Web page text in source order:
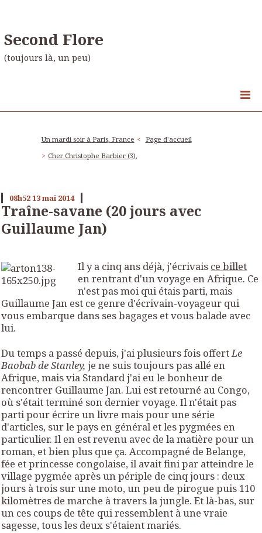
Second Flore
(toujours là, un peu)
Un mardi soir à Paris, France
Page d'accueil
Cher Christophe Barbier (3),
08h5213mai 2014
Traîne-savane (20 jours avec
Guillaume Jan)
Il y a cinq ans déjà, j'écrivais ce billet
en rentrant d'un voyage en Afrique. Ce
n'est pas moi qui étais parti, mais
Guillaume Jan est ce genre d'écrivain-voyageur qui
vous embarque dans ses bagages et vous balade avec
lui.
Du temps a passé depuis, j'ai plusieurs fois offertLe
Baobab de Stanley, je ne suis toujours pas allé en
Afrique, mais via Standard j'ai eu le bonheur de
rencontrer Guillaume Jan. Lui est retourné au Congo,
où s'était terminé son dernier voyage. Il n'était pas
parti pour écrire un livre mais pour une série
d'articles, sur le pays en général et les pygmées en
particulier. Il en est revenu avec de la matière pour un
roman, et bien plus que ça. Accompagné de Belange,
fée et princesse congolaise, il avait fini par atteindre le
village pygmée après un périple de cinq jours : deux
jours à trois sur une moto, un peu de pirogue puis 110
kilomètres de marche à travers la jungle. Et là-bas, sur
un ces coups de tête qui ressemblent à une vraie
sagesse, tous les deux s'étaient mariés.